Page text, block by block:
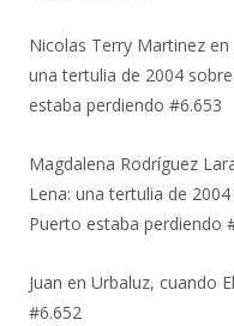
Nicolas Terry Martinez en
una tertulia de 2004
estaba perdiendo #6.653
Magdalena Rodríguez
Lena: una tertulia de
Puerto estaba perdiendo
Juan en Urbaluz, cuando
#6.652